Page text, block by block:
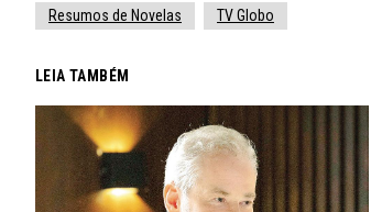
Resumos de Novelas TV Globo
LEIA TAMBÉM